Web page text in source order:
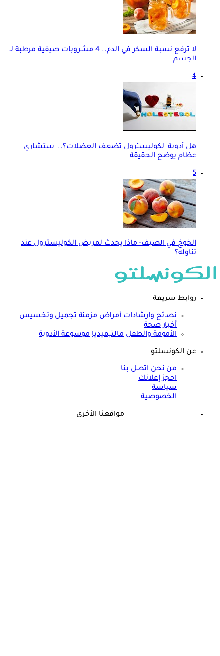
لا ترفع نسبة السكر في الدم.. 4 مشروبات صيفية مرطبة لـ
الجسم
4
هل أدوية الكوليسترول تضعف العضلات؟.. استشاري
عظام يوضح الحقيقة
5
الخوخ في الصيف- ماذا يحدث لمريض الكوليسترول عند
تناوله؟
روابط سريعة
نصائح وارشادات أمراض مزمنة تجميل وتخسيس
أخبار صحة
الأمومة والطفل مالتيميديا موسوعة الأدوية
عن الكونسلتو
من نحن اتصل بنا
احجز إعلانك
سياسة
الخصوصية
مواقعنا الأخرى